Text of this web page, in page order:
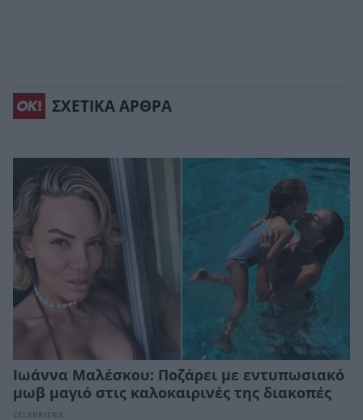
ΣΧΕΤΙΚΑ ΑΡΘΡΑ
Ιωάννα Μαλέσκου: Ποζάρει με εντυπωσιακό
μωβ μαγιό στις καλοκαιρινές της διακοπές
CELEBRITIES